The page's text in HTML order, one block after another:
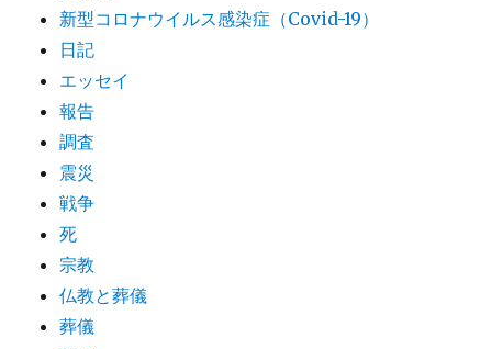
新型コロナウイルス感染症（Covid-19）
日記
エッセイ
報告
調査
震災
戦争
死
宗教
仏教と葬儀
葬儀